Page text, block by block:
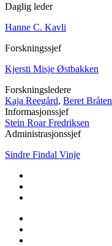
Daglig leder
Hanne C. Kavli
Forskningssjef
Kjersti Misje Østbakken
Forskningsledere
Kaja Reegård, Beret Bråten
Informasjonssjef
Stein Roar Fredriksen
Administrasjonssjef
Sindre Findal Vinje